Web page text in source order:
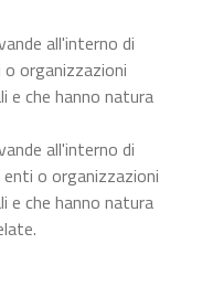
all'interno di
organizzazioni
e che hanno natura
all'interno di
o organizzazioni
e che hanno natura